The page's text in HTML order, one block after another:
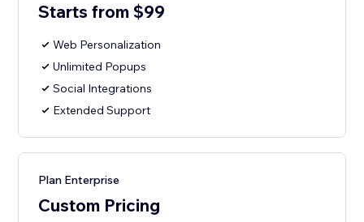
Starts from $99
Web Personalization
Unlimited Popups
Social Integrations
Extended Support
Plan Enterprise
Custom Pricing